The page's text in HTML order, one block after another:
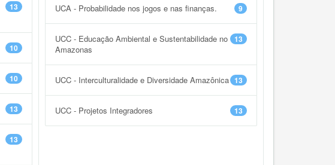
13
10
10
13
13
9
UCA - Probabilidade nos jogos e nas finanças.
13
UCC - Educação Ambiental e Sustentabilidade no
Amazonas
13
UCC - Interculturalidade e Diversidade Amazônica
13
UCC - Projetos Integradores